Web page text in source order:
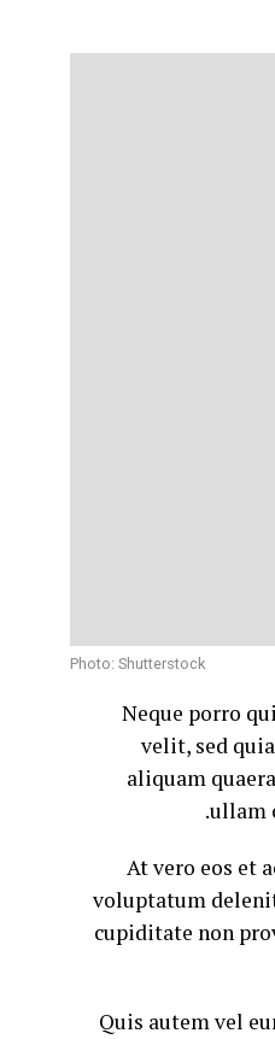
Photo: Shutterstock
Neque porro
velit, sed
aliquam
ullam
At vero eos et
voluptatum
cupiditate non
Quis autem vel